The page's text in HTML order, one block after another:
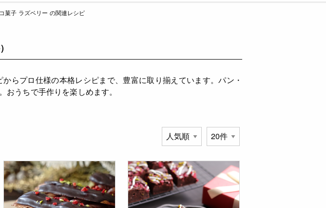
菓子 ラズベリー の関連レシピ
らプロ仕様の本格レシピまで、豊富に取り揃えています。パン・
うちで手作りを楽しめます。